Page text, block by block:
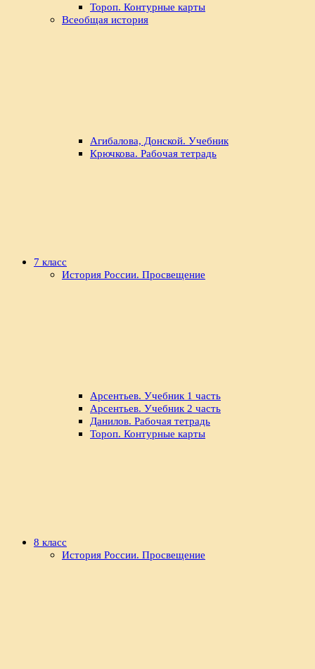
Тороп. Контурные карты
Всеобщая история
Агибалова, Донской. Учебник
Крючкова. Рабочая тетрадь
7 класс
История России. Просвещение
Арсентьев. Учебник 1 часть
Арсентьев. Учебник 2 часть
Данилов. Рабочая тетрадь
Тороп. Контурные карты
8 класс
История России. Просвещение